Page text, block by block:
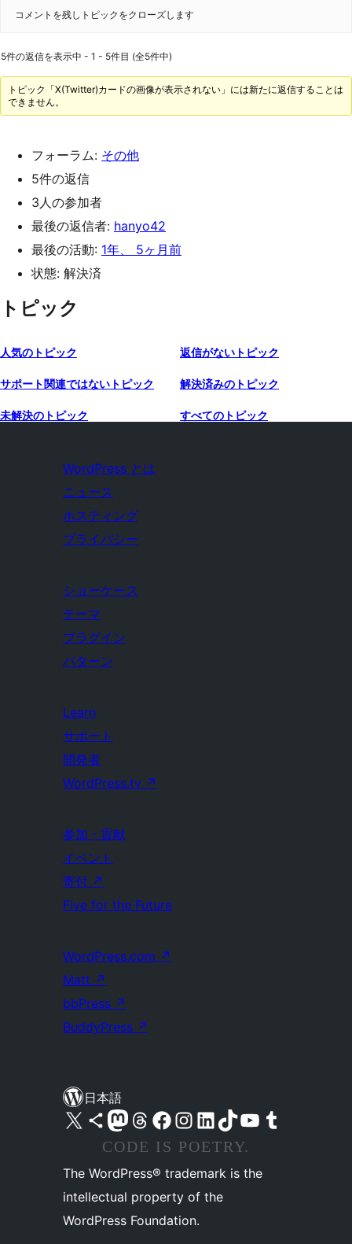
コメントを残しトピックをクローズします
5件の返信を表示中 - 1 - 5件目 (全5件中)
トピック「X(Twitter)カードの画像が表示されない」には新たに返信することは
できません。
フォーラム: その他
5件の返信
3人の参加者
最後の返信者: hanyo42
最後の活動: 1年、 5ヶ月前
状態: 解決済
トピック
人気のトピック 返信がないトピック
サポート関連ではないトピック 解決済みのトピック
未解決のトピック すべてのトピック
WordPress とは
ニュース
ホスティング
プライバシー
ショーケース
テーマ
プラグイン
パターン
Learn
サポート
開発者
WordPress.tv ↗
参加・貢献
イベント
寄付 ↗
Five for the Future
WordPress.com ↗
Matt ↗
bbPress ↗
BuddyPress ↗
日本語
X (旧 Twitter) アカウントへ Bluesky アカウントへ Mastodon アカウントへ Threads アカウントへ Facebook ページへ Instagram アカウントへ LinkedIn アカウントへTikTok アカウントへ YouTube チャンネルへ Tumblr アカウントへ
CODE IS POETRY.
The WordPress® trademark is the
intellectual property of the
WordPress Foundation.